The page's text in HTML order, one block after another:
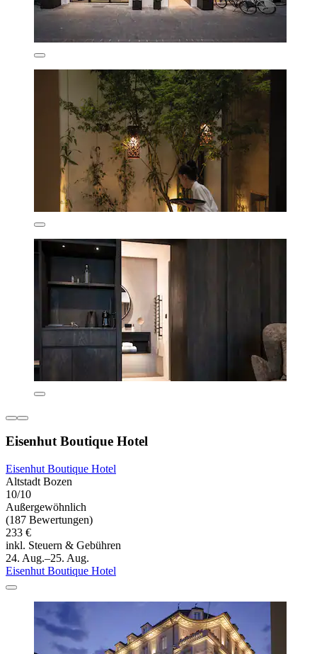
Eisenhut Boutique Hotel
Eisenhut Boutique Hotel
Altstadt Bozen
10/10
Außergewöhnlich
(187 Bewertungen)
233 €
inkl. Steuern & Gebühren
24. Aug.–25. Aug.
Eisenhut Boutique Hotel